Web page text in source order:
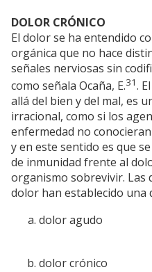
DOLOR CRÓNICO
El dolor se ha entendido
orgánica que no hace
señales nerviosas sin
como señala Ocaña, E.31.
allá del bien y del mal, es
irracional, como si los
enfermedad no
y en este sentido es que
de inmunidad frente al
organismo sobrevivir. Las
dolor han establecido una
dolor agudo
dolor crónico